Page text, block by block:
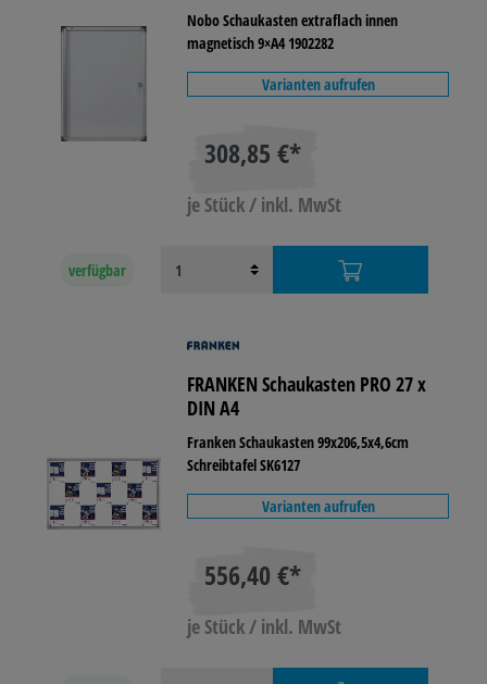
Nobo Schaukasten extraflach innen
magnetisch 9×A4 1902282
Varianten aufrufen
308,85 €*
je Stück / inkl. MwSt
verfügbar
FRANKEN Schaukasten PRO 27 x
DIN A4
Franken Schaukasten 99x206,5x4,6cm
Schreibtafel SK6127
Varianten aufrufen
556,40 €*
je Stück / inkl. MwSt